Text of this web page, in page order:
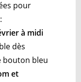
pour
à midi
dès
bouton bleu
et